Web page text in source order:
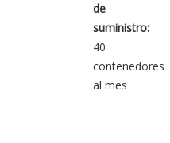
de
suministro:
40
contenedores
al mes